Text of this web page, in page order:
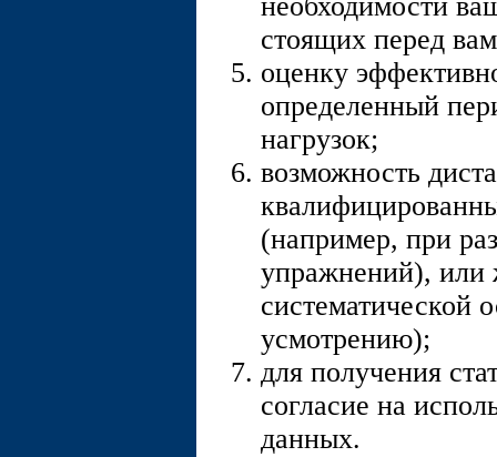
необходимости
стоящих перед
оценку
определенный
нагрузок;
возможность
(например, при
упражнений), или
систематической
усмотрению);
для получения
согласие на
данных.